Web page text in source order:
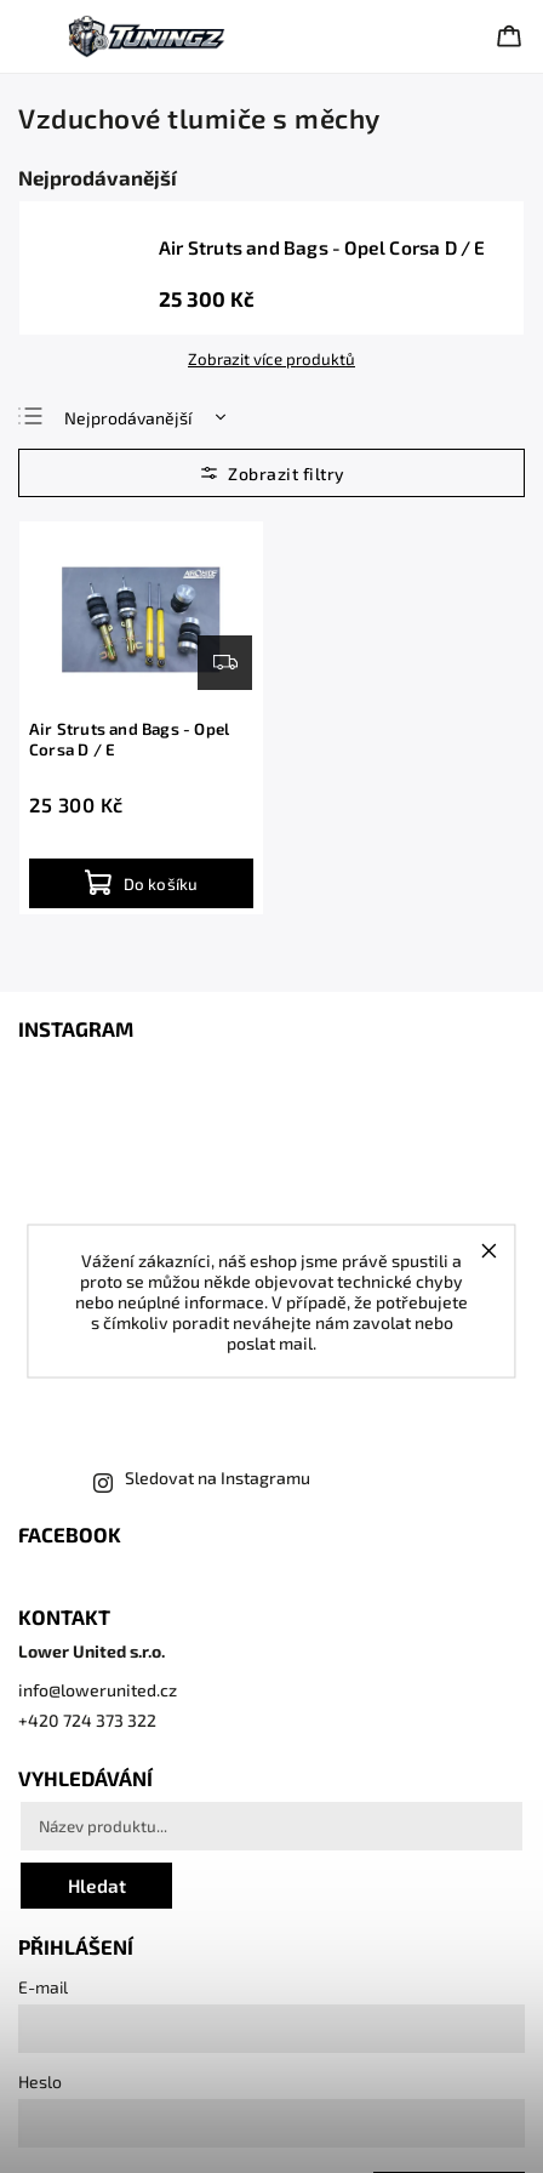
Vážení zákazníci, náš eshop jsme právě spustili a
proto se můžou někde objevovat technické chyby
nebo neúplné informace. V případě, že potřebujete
s čímkoliv poradit neváhejte nám zavolat nebo
poslat mail.
Vzduchové tlumiče s měchy
Nejprodávanější
Air Struts and Bags - Opel Corsa D / E
25 300 Kč
Zobrazit více produktů
Nejprodávanější
Nejlevnější
Nejdražší
Air Struts and Bags - Opel
Corsa D / E
25 300 Kč
Do košíku
INSTAGRAM
Sledovat na Instagramu
FACEBOOK
KONTAKT
Lower United s.r.o.
info@lowerunited.cz
+420 724 373 322
VYHLEDÁVÁNÍ
Hledat
PŘIHLÁŠENÍ
E-mail
Heslo